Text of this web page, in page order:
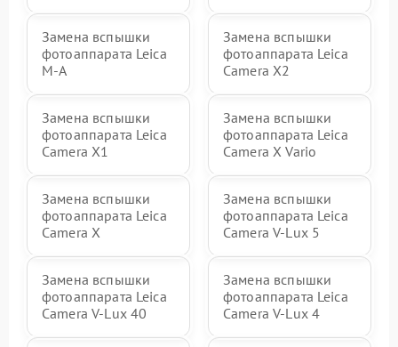
Замена вспышки
фотоаппарата Leica
M-A
Замена вспышки
фотоаппарата Leica
Camera X2
Замена вспышки
фотоаппарата Leica
Camera X1
Замена вспышки
фотоаппарата Leica
Camera X Vario
Замена вспышки
фотоаппарата Leica
Camera X
Замена вспышки
фотоаппарата Leica
Camera V-Lux 5
Замена вспышки
фотоаппарата Leica
Camera V-Lux 40
Замена вспышки
фотоаппарата Leica
Camera V-Lux 4